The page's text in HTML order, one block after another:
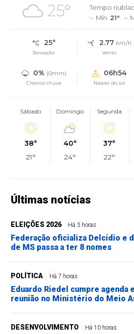
25°
Tempo
Mín. 21°
25°
Sensação
2.77 km/h
Vento
0% (0mm)
Chance chuva
06h54
Nascer do sol
Sábado
38°
21°
Domingo
40°
24°
Segunda
37°
22°
Últimas notícias
ELEIÇÕES 2026 Há 3 horas
Federação oficializa Delcídio e
de MS passa a ter 8 nomes
POLÍTICA Há 7 horas
Eduardo Riedel cumpre agenda
reunião no Ministério do Meio
DESENVOLVIMENTO Há 10 horas